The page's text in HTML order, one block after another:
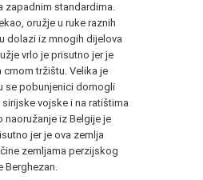
zapadnim standardima.
oružje u ruke raznih
dolazi iz mnogih dijelova
vrlo je prisutno jer je
tržištu. Velika je
se pobunjenici domogli
vojske i na ratištima
naoružanje iz Belgije je
jer je ova zemlja
zemljama perzijskog
Berghezan.